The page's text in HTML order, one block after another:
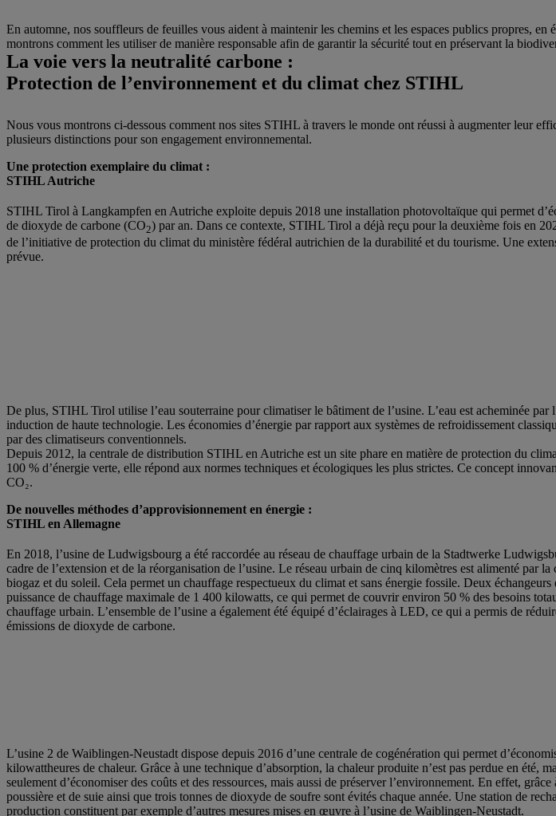
En automne, nos souffleurs de feuilles vous aident à maintenir les chemins et les espaces publics propres,
montrons comment les utiliser de manière responsable afin de garantir la sécurité tout en préservant la
La voie vers la neutralité carbone :
Protection de l’environnement et du climat chez STIHL
Nous vous montrons ci-dessous comment nos sites STIHL à travers le monde ont réussi à augmenter leur
plusieurs distinctions pour son engagement environnemental.
Une protection exemplaire du climat :
STIHL Autriche
STIHL Tirol à Langkampfen en Autriche exploite depuis 2018 une installation photovoltaïque qui permet
de dioxyde de carbone (CO2) par an. Dans ce contexte, STIHL Tirol a déjà reçu pour la deuxième fois en
de l’initiative de protection du climat du ministère fédéral autrichien de la durabilité et du tourisme. Une
prévue.
De plus, STIHL Tirol utilise l’eau souterraine pour climatiser le bâtiment de l’usine. L’eau est acheminée
induction de haute technologie. Les économies d’énergie par rapport aux systèmes de refroidissement
par des climatiseurs conventionnels.
Depuis 2012, la centrale de distribution STIHL en Autriche est un site phare en matière de protection du
100 % d’énergie verte, elle répond aux normes techniques et écologiques les plus strictes. Ce concept
CO₂.
De nouvelles méthodes d’approvisionnement en énergie :
STIHL en Allemagne
En 2018, l’usine de Ludwigsbourg a été raccordée au réseau de chauffage urbain de la Stadtwerke
cadre de l’extension et de la réorganisation de l’usine. Le réseau urbain de cinq kilomètres est alimenté par
biogaz et du soleil. Cela permet un chauffage respectueux du climat et sans énergie fossile. Deux
puissance de chauffage maximale de 1 400 kilowatts, ce qui permet de couvrir environ 50 % des besoins
chauffage urbain. L’ensemble de l’usine a également été équipé d’éclairages à LED, ce qui a permis de
émissions de dioxyde de carbone.
L’usine 2 de Waiblingen-Neustadt dispose depuis 2016 d’une centrale de cogénération qui permet
kilowattheures de chaleur. Grâce à une technique d’absorption, la chaleur produite n’est pas perdue en
seulement d’économiser des coûts et des ressources, mais aussi de préserver l’environnement. En effet,
poussière et de suie ainsi que trois tonnes de dioxyde de soufre sont évités chaque année. Une station de
production constituent par exemple d’autres mesures mises en œuvre à l’usine de Waiblingen-Neustadt.